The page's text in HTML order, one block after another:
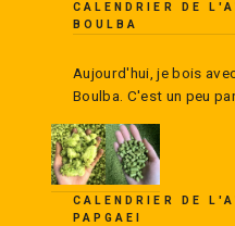
CALENDRIER DE
BOULBA
Aujourd'hui, je bois
Boulba. C'est un peu
CALENDRIER DE
PAPGAEI